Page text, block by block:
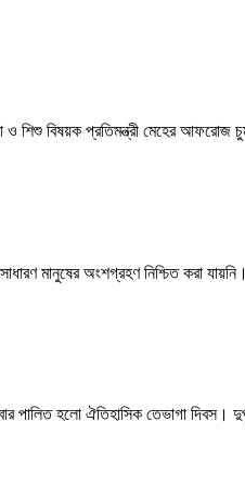
ও শিশু বিষয়ক প্রতিমন্ত্রী মেহের
মানুষের অংশগ্রহণ নিশ্চিত করা
পালিত হলো ঐতিহাসিক তেভাগা দিবস।